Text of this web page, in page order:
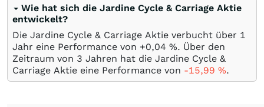
Wie hat sich die Jardine Cycle & Carriage Aktie
entwickelt?
Die Jardine Cycle & Carriage Aktie verbucht über 1
Jahr eine Performance von +0,04 %. Über den
Zeitraum von 3 Jahren hat die Jardine Cycle &
Carriage Aktie eine Performance von -15,99 %.